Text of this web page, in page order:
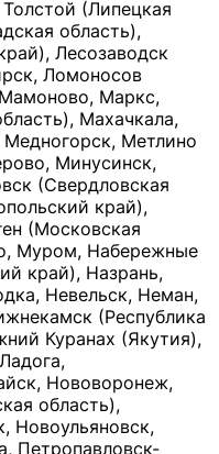
(Липецкая
область),
Лесозаводск
Ломоносов
Маркс,
Махачкала,
Медногорск, Метлино
Минусинск,
(Свердловская
край),
(Московская
Муром, Набережные
край), Назрань,
Невельск, Неман,
(Республика
Куранах (Якутия),
Нововоронеж,
область),
Новоульяновск,
Петропавловск-